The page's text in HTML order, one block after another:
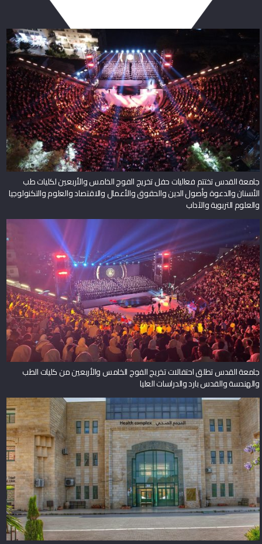
ربما يعجبك أيضا
جامعة القدس تختتم فعاليات حفل تخريج الفوج الخامس والأربعين لكليات طب
الأسنان والدعوة وأصول الدين والحقوق والأعمال والاقتصاد والعلوم والتكنولوجيا
والعلوم التربوية والآداب
جامعة القدس تطلق احتفالات تخريج الفوج الخامس والأربعين من كليات الطب
والهندسة والقدس بارد والدراسات العليا